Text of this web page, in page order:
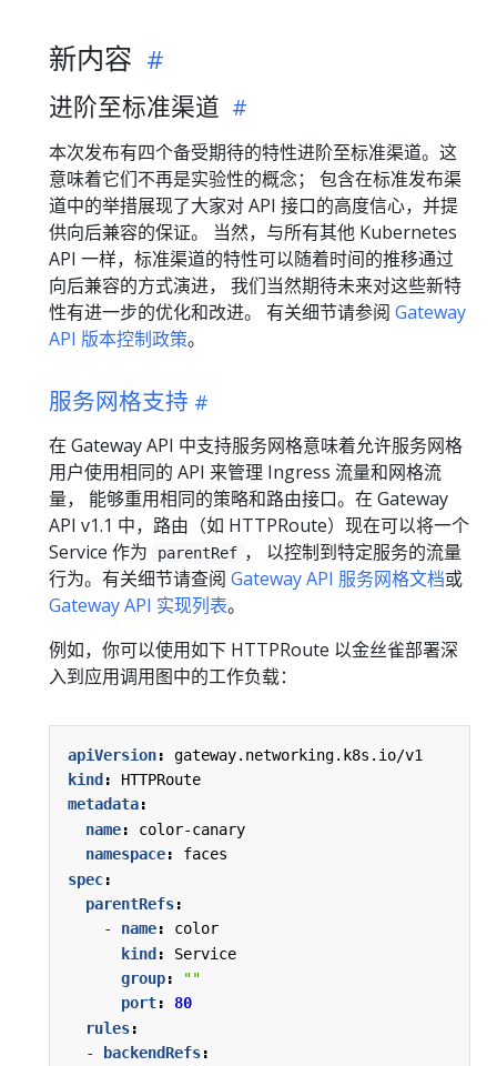
新内容
进阶至标准渠道
本次发布有四个备受期待的特性进阶至标准渠道。这
意味着它们不再是实验性的概念； 包含在标准发布渠
道中的举措展现了大家对 API 接口的高度信心，并提
供向后兼容的保证。 当然，与所有其他 Kubernetes
API 一样，标准渠道的特性可以随着时间的推移通过
向后兼容的方式演进， 我们当然期待未来对这些新特
性有进一步的优化和改进。 有关细节请参阅 Gateway
API 版本控制政策。
服务网格支持
在 Gateway API 中支持服务网格意味着允许服务网格
用户使用相同的 API 来管理 Ingress 流量和网格流
量， 能够重用相同的策略和路由接口。在 Gateway
API v1.1 中，路由（如 HTTPRoute）现在可以将一个
Service 作为
parentRef ， 以控制到特定服务的流量
行为。有关细节请查阅 Gateway API 服务网格文档或
Gateway API 实现列表。
例如，你可以使用如下 HTTPRoute 以金丝雀部署深
入到应用调用图中的工作负载：
apiVersion:
gateway.networking.k8s.io/v1
kind :
HTTPRoute
metadata:
name:
color-canary
namespace:
faces
spec:
parentRefs:
- name:
color
kind :
Service
group:
""
port:
80
rules:
-
backendRefs: